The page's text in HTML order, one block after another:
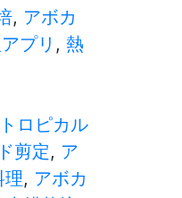
, アボカ
プリ , 熱
ロピカル
剪定, ア
理, アボカ